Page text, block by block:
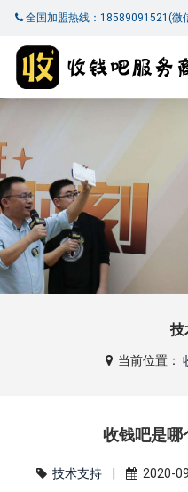
全国加盟热线：18589091521(微
技
当前位置：
收钱吧是哪
技术支持 | 2020-